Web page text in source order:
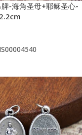
-海角圣母+耶稣圣心-